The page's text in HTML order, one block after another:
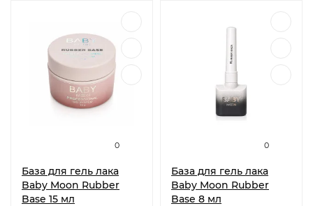
0
База для гель лака
Baby Moon Rubber
Base 15 мл
0
База для гель лака
Baby Moon Rubber
Base 8 мл